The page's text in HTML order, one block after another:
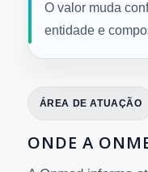
O valor muda
entidade e
ÁREA DE ATUAÇÃO
ONDE A